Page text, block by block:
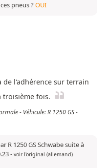
pneus ?OUI
l'adhérence sur terrain
troisième fois.
- Véhicule: R 1250 GS -
R 1250 GS Schwabe suite à
- voir l'original (allemand)